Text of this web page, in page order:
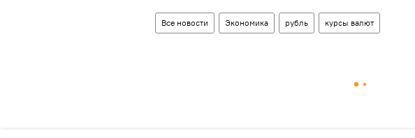
Все новости Экономика рубль курсы валют